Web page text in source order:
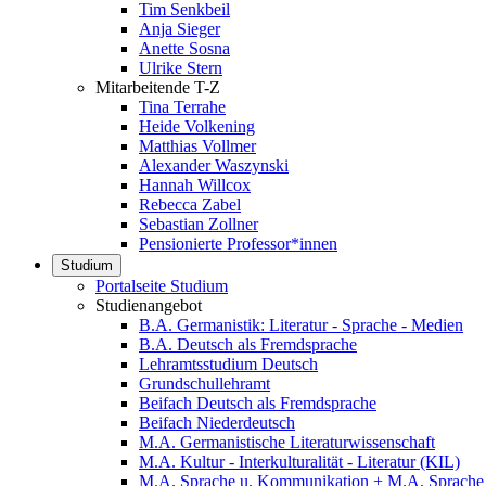
Tim Senkbeil
Anja Sieger
Anette Sosna
Ulrike Stern
Mitarbeitende T-Z
Tina Terrahe
Heide Volkening
Matthias Vollmer
Alexander Waszynski
Hannah Willcox
Rebecca Zabel
Sebastian Zollner
Pensionierte Professor*innen
Studium
Portalseite Studium
Studienangebot
B.A. Germanistik: Literatur - Sprache - Medien
B.A. Deutsch als Fremdsprache
Lehramtsstudium Deutsch
Grundschullehramt
Beifach Deutsch als Fremdsprache
Beifach Niederdeutsch
M.A. Germanistische Literaturwissenschaft
M.A. Kultur - Interkulturalität - Literatur (KIL)
M.A. Sprache u. Kommunikation + M.A.